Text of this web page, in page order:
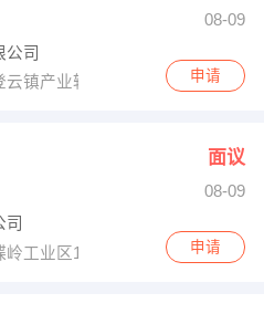
技术员/工程师
08-09
公司
镇产业转移园
申请
面议
08-09
司
工业区101公交车总站
申请